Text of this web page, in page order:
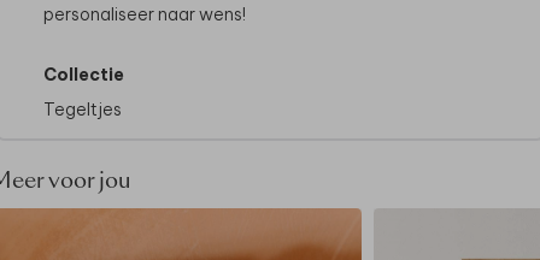
personaliseer naar wens!
Collectie
Tegeltjes
voor jou